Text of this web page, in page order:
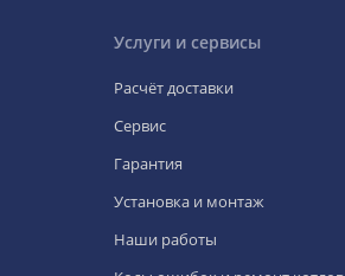
Услуги и сервисы
Расчёт доставки
Сервис
Гарантия
Установка и монтаж
Наши работы